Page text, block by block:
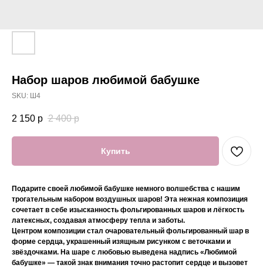
Набор шаров любимой бабушке
SKU: Ш4
2 150 р 2 400 р
Купить
Подарите своей любимой бабушке немного волшебства с нашим
трогательным набором воздушных шаров! Эта нежная композиция
сочетает в себе изысканность фольгированных шаров и лёгкость
латексных, создавая атмосферу тепла и заботы.
Центром композиции стал очаровательный фольгированный шар в
форме сердца, украшенный изящным рисунком с веточками и
звёздочками. На шаре с любовью выведена надпись «Любимой
бабушке» — такой знак внимания точно растопит сердце и вызовет